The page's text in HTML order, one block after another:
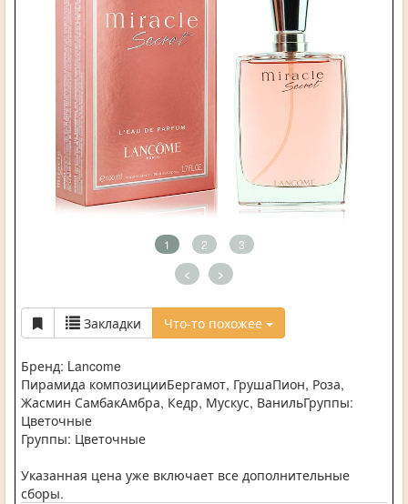
1 2 3
< >
Закладки Что-то похожее
Бренд: Lancome
Пирамида композицииБергамот, ГрушаПион, Роза,
Жасмин СамбакАмбра, Кедр, Мускус, ВанильГруппы:
Цветочные
Группы: Цветочные
Указанная цена уже включает все дополнительные
сборы.